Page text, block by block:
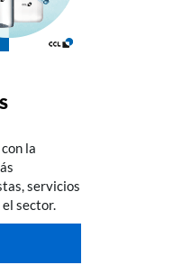
la
servicios
sector.